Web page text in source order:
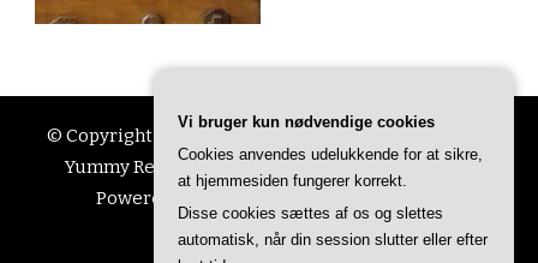
© Copyright 2026 Ting Til Livet
. All Rights Reserved.
Yummy Recipe | Developed ByBlossom Themes.
Powered by
Vi bruger kun nødvendige cookies
Cookies anvendes udelukkende for at sikre,
at hjemmesiden fungerer korrekt.
Disse cookies sættes af os og slettes
automatisk, når din session slutter eller efter